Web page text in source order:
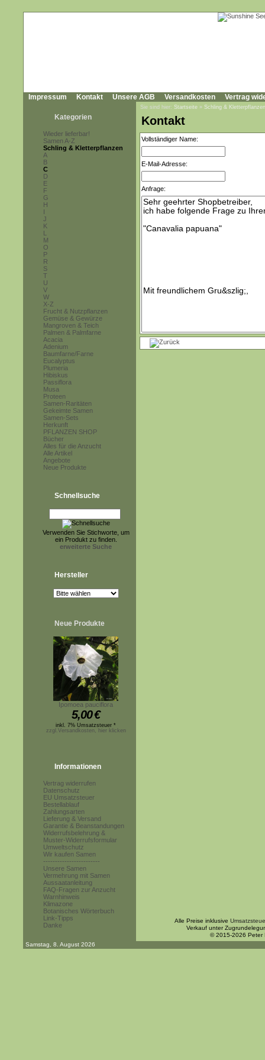
Impressum Kontakt Unsere AGB Versandkosten Vertrag
Kategorien
Wieder lieferbar!
Samen A-Z
Schling & Kletterpflanzen
A
B
C
D
E
F
G
H
I
J
K
L
M
O
P
R
S
T
U
V
W
X-Z
Frucht & Nutzpflanzen
Gemüse & Gewürze
Mangroven & Teich
Palmen & Palmfarne
Acacia
Adenium
Baumfarne/Farne
Eucalyptus
Plumeria
Hibiskus
Passiflora
Musa
Proteen
Samen-Raritäten
Gekeimte Samen
Samen-Sets
Herkunft
PFLANZEN SHOP
Bücher
Alles für die Anzucht
Alle Artikel
Angebote
Neue Produkte
Schnellsuche
Verwenden Sie Stichworte, um
ein Produkt zu finden.
erweiterte Suche
Hersteller
Neue Produkte
Ipomoea pauciflora
5,00€
inkl. 7% Umsatzsteuer *
zzgl.Versandkosten, hier klicken
Informationen
Vertrag widerrufen
Datenschutz
EU Umsatzsteuer
Bestellablauf
Zahlungsarten
Lieferung & Versand
Garantie & Beanstandungen
Widerrufsbelehrung &
Muster-Widerrufsformular
Umweltschutz
Wir kaufen Samen
------------------------
Unsere Samen
Vermehrung mit Samen
Aussaatanleitung
FAQ-Fragen zur Anzucht
Warnhinweis
Klimazone
Botanisches Wörterbuch
Link-Tipps
Danke
Sie sind hier: Startseite » Schling & Kletterpflanzen
Kontakt
Vollständiger Name:
E-Mail-Adresse:
Anfrage:
Alle Preise inklusive
Verkauf unter
© 2015-2026 Peter
Samstag, 8. August 2026